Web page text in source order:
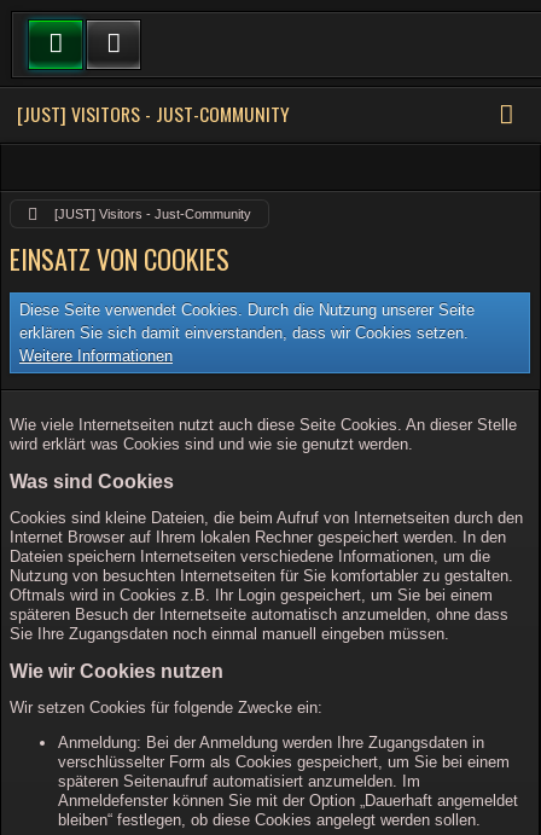
[JUST] VISITORS - JUST-COMMUNITY
[JUST] Visitors - Just-Community
EINSATZ VON COOKIES
Diese Seite verwendet Cookies. Durch die Nutzung unserer Seite
erklären Sie sich damit einverstanden, dass wir Cookies setzen.
Weitere Informationen
Wie viele Internetseiten nutzt auch diese Seite Cookies. An dieser Stelle
wird erklärt was Cookies sind und wie sie genutzt werden.
Was sind Cookies
Cookies sind kleine Dateien, die beim Aufruf von Internetseiten durch den
Internet Browser auf Ihrem lokalen Rechner gespeichert werden. In den
Dateien speichern Internetseiten verschiedene Informationen, um die
Nutzung von besuchten Internetseiten für Sie komfortabler zu gestalten.
Oftmals wird in Cookies z.B. Ihr Login gespeichert, um Sie bei einem
späteren Besuch der Internetseite automatisch anzumelden, ohne dass
Sie Ihre Zugangsdaten noch einmal manuell eingeben müssen.
Wie wir Cookies nutzen
Wir setzen Cookies für folgende Zwecke ein:
Anmeldung: Bei der Anmeldung werden Ihre Zugangsdaten in
verschlüsselter Form als Cookies gespeichert, um Sie bei einem
späteren Seitenaufruf automatisiert anzumelden. Im
Anmeldefenster können Sie mit der Option „Dauerhaft angemeldet
bleiben“ festlegen, ob diese Cookies angelegt werden sollen.